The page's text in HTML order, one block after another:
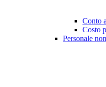
Conto
Costo
Personale